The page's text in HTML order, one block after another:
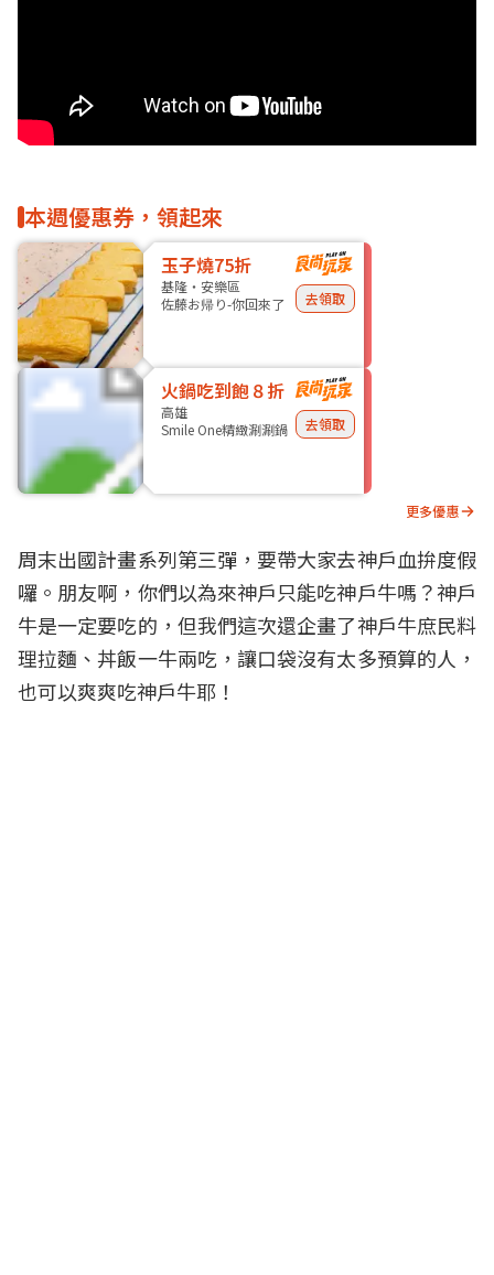
本週優惠券，領起來
玉子燒75折
基隆・安樂區
佐藤お帰り-你回來了
去領取
火鍋吃到飽８折
高雄
Smile One精緻涮涮鍋
去領取
更多優惠
周末出國計畫系列第三彈，要帶大家去神戶血拚度假
囉。朋友啊，你們以為來神戶只能吃神戶牛嗎？神戶
牛是一定要吃的，但我們這次還企畫了神戶牛庶民料
理拉麵、丼飯一牛兩吃，讓口袋沒有太多預算的人，
也可以爽爽吃神戶牛耶！